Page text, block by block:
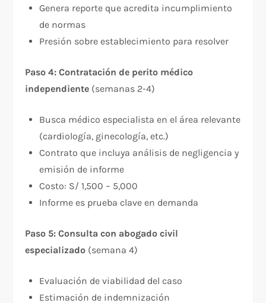
Genera reporte que acredita incumplimiento
de normas
Presión sobre establecimiento para resolver
Paso 4: Contratación de perito médico
independiente (semanas 2-4)
Busca médico especialista en el área relevante
(cardiología, ginecología, etc.)
Contrato que incluya análisis de negligencia y
emisión de informe
Costo: S/ 1,500 – 5,000
Informe es prueba clave en demanda
Paso 5: Consulta con abogado civil
especializado (semana 4)
Evaluación de viabilidad del caso
Estimación de indemnización